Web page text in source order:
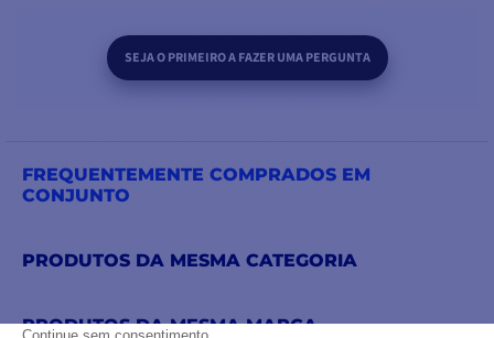
SEJA O PRIMEIRO A FAZER UMA PERGUNTA
FREQUENTEMENTE COMPRADOS EM
CONJUNTO
PRODUTOS DA MESMA CATEGORIA
PRODUTOS DA MESMA MARCA